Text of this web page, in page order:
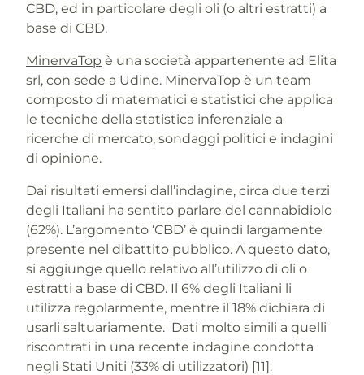
CBD, ed in particolare degli oli (o altri estratti) a
base di CBD.
MinervaTop è una società appartenente ad Elita
srl, con sede a Udine. MinervaTop è un team
composto di matematici e statistici che applica
le tecniche della statistica inferenziale a
ricerche di mercato, sondaggi politici e indagini
di opinione.
Dai risultati emersi dall’indagine, circa due terzi
degli Italiani ha sentito parlare del cannabidiolo
(62%). L’argomento ‘CBD’ è quindi largamente
presente nel dibattito pubblico. A questo dato,
si aggiunge quello relativo all’utilizzo di oli o
estratti a base di CBD. Il 6% degli Italiani li
utilizza regolarmente, mentre il 18% dichiara di
usarli saltuariamente. Dati molto simili a quelli
riscontrati in una recente indagine condotta
negli Stati Uniti (33% di utilizzatori) [11].